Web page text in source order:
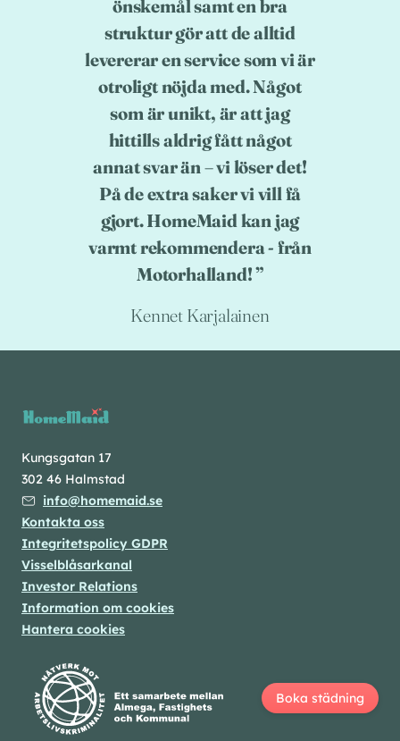
önskemål samt en bra
struktur gör att de alltid
levererar en service som vi är
otroligt nöjda med. Något
som är unikt, är att jag
hittills aldrig fått något
annat svar än – vi löser det!
På de extra saker vi vill få
gjort. HomeMaid kan jag
varmt rekommendera - från
Motorhalland!
Kennet Karjalainen
Kungsgatan 17
302 46 Halmstad
info@homemaid.se
Kontakta oss
Integritetspolicy GDPR
Visselblåsarkanal
Investor Relations
Information om cookies
Hantera cookies
Boka städning